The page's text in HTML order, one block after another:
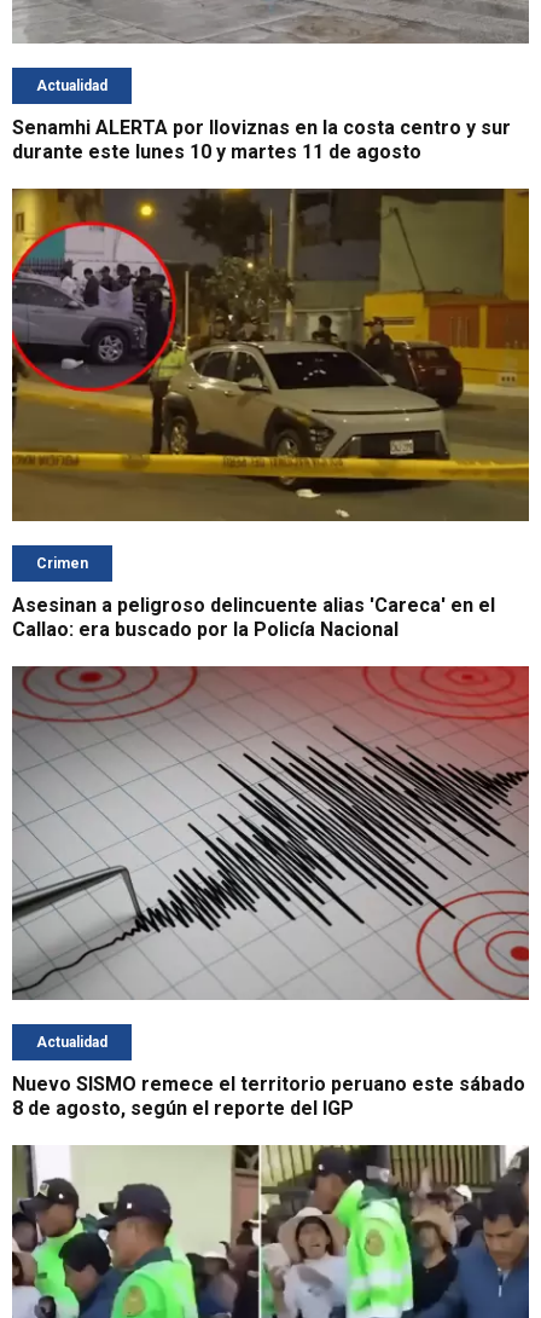
Actualidad
Senamhi ALERTA por lloviznas en la costa centro y sur
durante este lunes 10 y martes 11 de agosto
Crimen
Asesinan a peligroso delincuente alias 'Careca' en el
Callao: era buscado por la Policía Nacional
Actualidad
Nuevo SISMO remece el territorio peruano este sábado
8 de agosto, según el reporte del IGP